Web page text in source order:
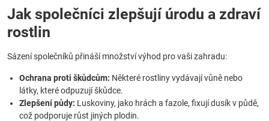
Jak společníci zlepšují úrodu a zdraví
rostlin
Sázení společníků přináší množství výhod pro vaši zahradu:
Ochrana proti škůdcům: Některé rostliny vydávají vůně nebo
látky, které odpuzují škůdce.
Zlepšení půdy: Luskoviny, jako hrách a fazole, fixují dusík v půdě,
což podporuje růst jiných plodin.